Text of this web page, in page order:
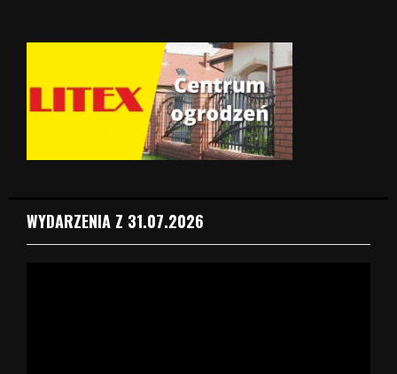
WYDARZENIA Z 31.07.2026